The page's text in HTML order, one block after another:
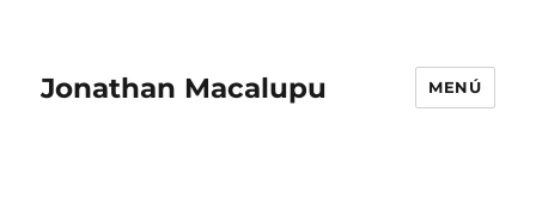
Jonathan Macalupu MENÚ